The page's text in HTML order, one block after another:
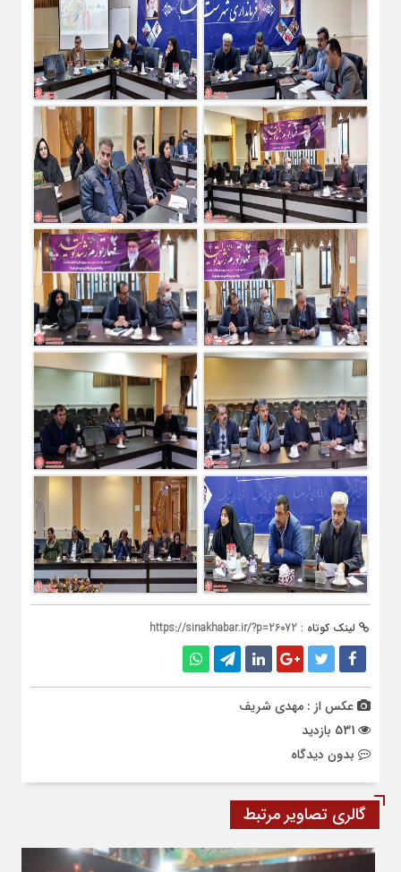
لینک کوتاه : https://sinakhabar.ir/?p=26072
عکس از : مهدی شریف
بدون دیدگاه
گالری تصاویر مرتبط